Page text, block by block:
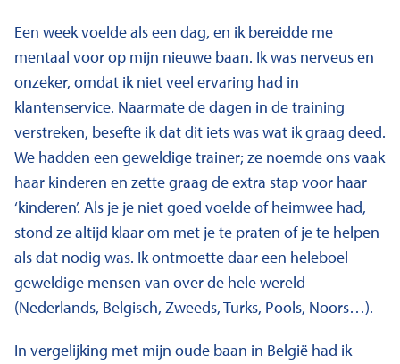
Een week voelde als een dag, en ik bereidde me
mentaal voor op mijn nieuwe baan. Ik was nerveus en
onzeker, omdat ik niet veel ervaring had in
klantenservice. Naarmate de dagen in de training
verstreken, besefte ik dat dit iets was wat ik graag deed.
We hadden een geweldige trainer; ze noemde ons vaak
haar kinderen en zette graag de extra stap voor haar
‘kinderen’. Als je je niet goed voelde of heimwee had,
stond ze altijd klaar om met je te praten of je te helpen
als dat nodig was. Ik ontmoette daar een heleboel
geweldige mensen van over de hele wereld
(Nederlands, Belgisch, Zweeds, Turks, Pools, Noors…).
In vergelijking met mijn oude baan in België had ik